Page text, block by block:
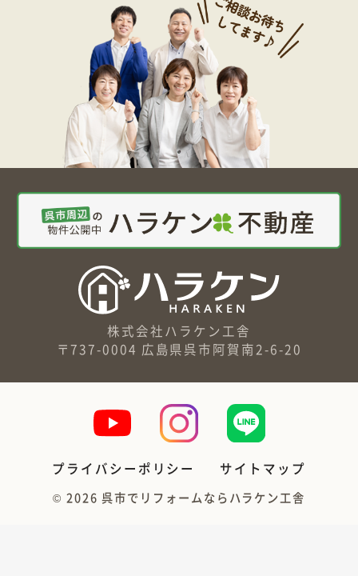
株式会社ハラケン工舎
〒737-0004 広島県呉市阿賀南2-6-20
プライバシーポリシー サイトマップ
© 2026呉市でリフォームならハラケン工舎